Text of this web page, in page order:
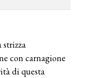
strizza
con carnagione
di questa